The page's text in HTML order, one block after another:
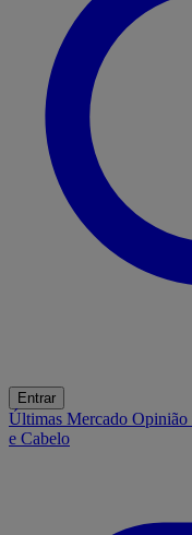
Entrar
Últimas Mercado Opinião
e Cabelo